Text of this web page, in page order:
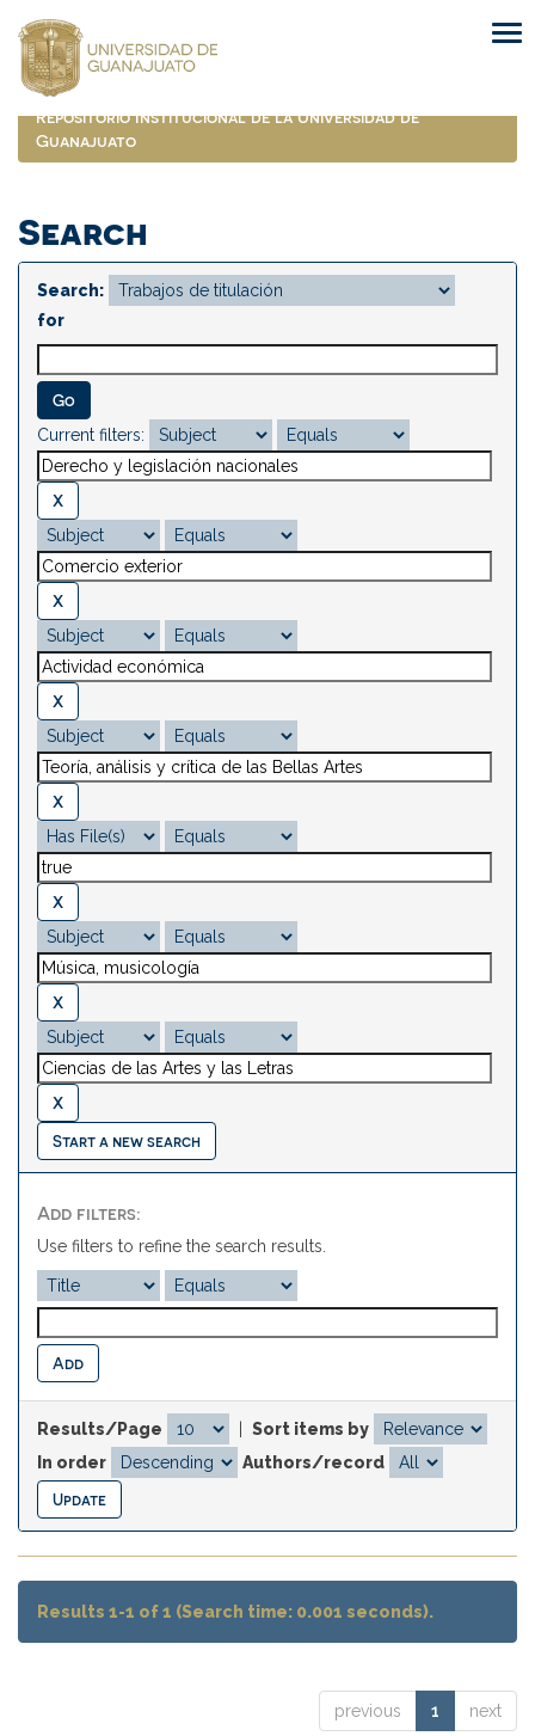
navigation
Repositorio Institucional de la Universidad de
Guanajuato
Search
Search:
for
Current filters:
Start a new search
Add filters:
Use filters to refine the search results.
Results/Page
Sort items by
In order
Authors/record
Results 1-1 of 1 (Search time: 0.001 seconds).
previous 1 next